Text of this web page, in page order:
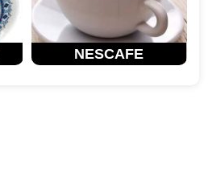
NESCAFE